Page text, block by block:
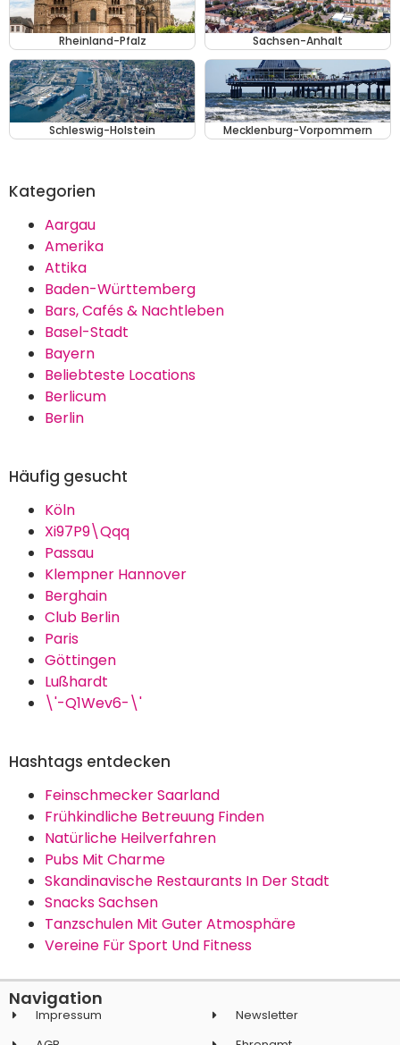
Rheinland-Pfalz Sachsen-Anhalt
Schleswig-Holstein Mecklenburg-Vorpommern
Kategorien
Aargau
Amerika
Attika
Baden-Württemberg
Bars, Cafés & Nachtleben
Basel-Stadt
Bayern
Beliebteste Locations
Berlicum
Berlin
Häufig gesucht
Köln
Xi97P9\Qqq
Passau
Klempner Hannover
Berghain
Club Berlin
Paris
Göttingen
Lußhardt
\'-Q1Wev6-\'
Hashtags entdecken
Feinschmecker Saarland
Frühkindliche Betreuung Finden
Natürliche Heilverfahren
Pubs Mit Charme
Skandinavische Restaurants In Der Stadt
Snacks Sachsen
Tanzschulen Mit Guter Atmosphäre
Vereine Für Sport Und Fitness
Navigation
Impressum
Newsletter